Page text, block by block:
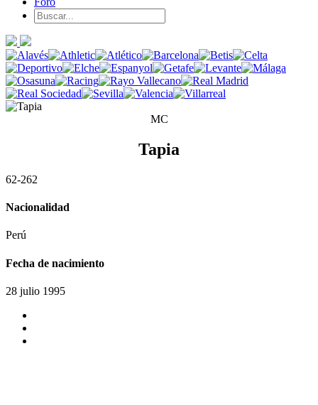
MC
Tapia
62-262
Nacionalidad
Perú
Fecha de nacimiento
28 julio 1995